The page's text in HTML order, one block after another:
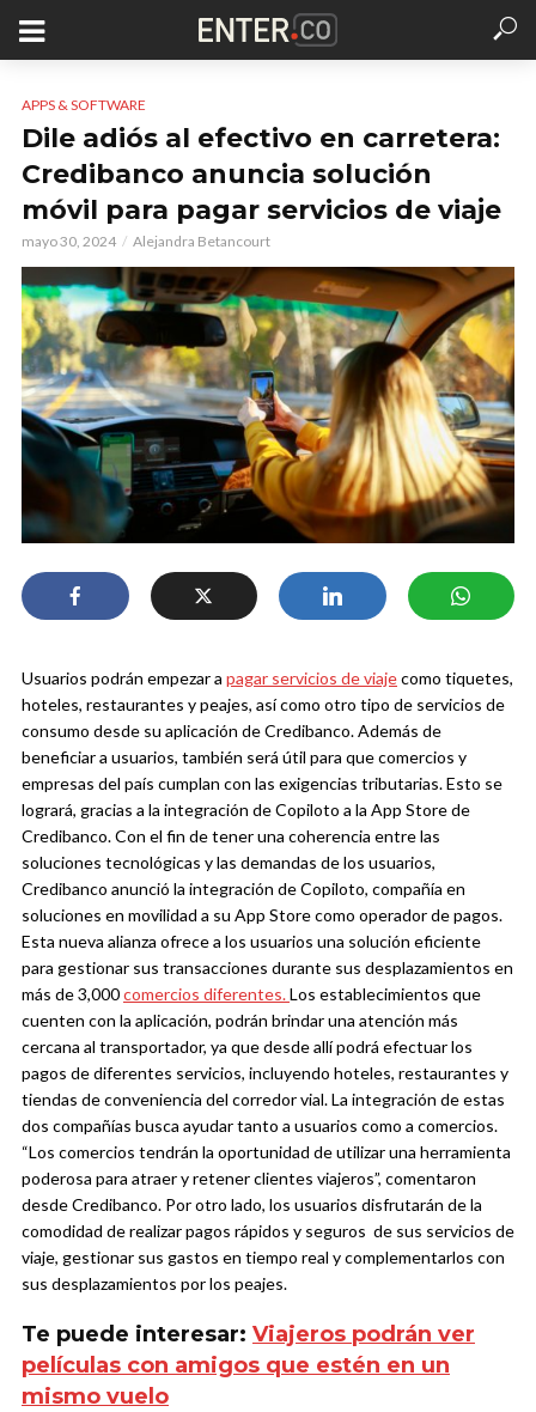
APPS & SOFTWARE
Dile adiós al efectivo en carretera:
Credibanco anuncia solución
móvil para pagar servicios de viaje
mayo 30, 2024 Alejandra Betancourt
Usuarios podrán empezar a pagar servicios de viajecomo tiquetes,
hoteles, restaurantes y peajes, así como otro tipo de servicios de
consumo desde su aplicación de Credibanco. Además de
beneficiar a usuarios, también será útil para que comercios y
empresas del país cumplan con las exigencias tributarias. Esto se
logrará, gracias a la integración de Copiloto a la App Store de
Credibanco.Con el fin de tener una coherencia entre las
soluciones tecnológicas y las demandas de los usuarios,
Credibanco anunció la integración de Copiloto, compañía en
soluciones en movilidad a su App Store como operador de pagos.
Esta nueva alianza ofrece a los usuarios una solución eficiente
para gestionar sus transacciones durante sus desplazamientos en
más de 3,000comercios diferentes.Los establecimientos que
cuenten con la aplicación, podrán brindar una atención más
cercana al transportador, ya que desde allí podrá efectuar los
pagos de diferentes servicios, incluyendo hoteles, restaurantes y
tiendas de conveniencia del corredor vial.La integración de estas
dos compañías busca ayudar tanto a usuarios como a comercios.
“Los comercios tendrán la oportunidad de utilizar una herramienta
poderosa para atraer y retener clientes viajeros”, comentaron
desde Credibanco. Por otro lado, los usuarios disfrutarán de la
comodidad de realizar pagos rápidos y seguros de sus servicios de
viaje, gestionar sus gastos en tiempo real y complementarlos con
sus desplazamientos por los peajes.
Te puede interesar: Viajeros podrán ver
películas con amigos que estén en un
mismo vuelo